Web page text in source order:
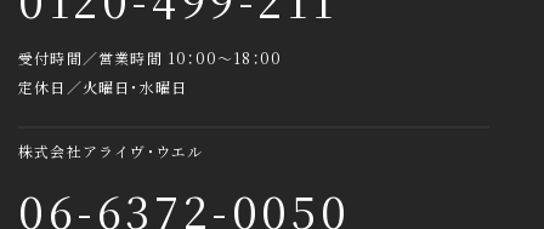
受付時間／営業時間 10：00～18：00
定休日／火曜日・水曜日
株式会社アライヴ・ウエル
06-6372-0050